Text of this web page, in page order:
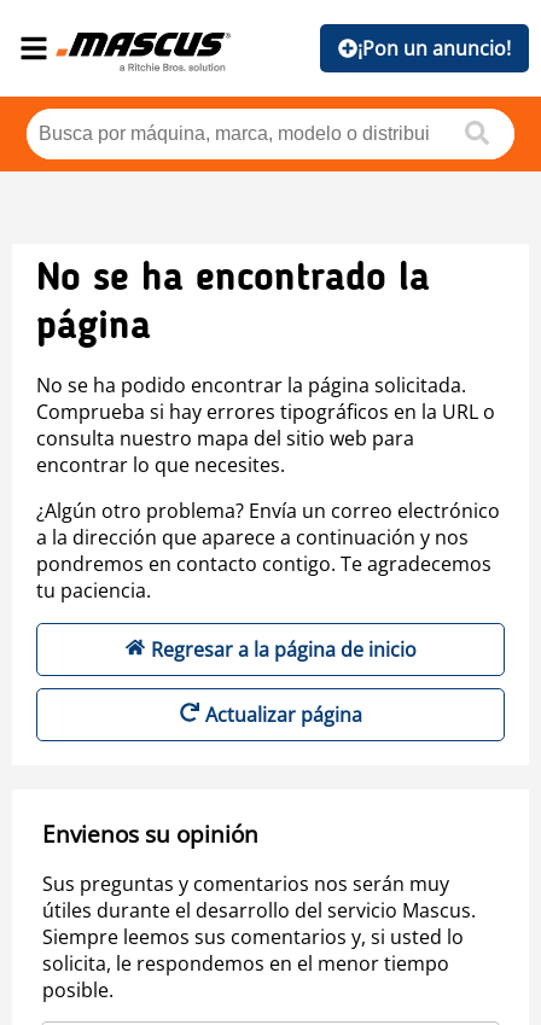
¡Pon un anuncio!
No se ha encontrado la
página
No se ha podido encontrar la página solicitada.
Comprueba si hay errores tipográficos en la URL o
consulta nuestro mapa del sitio web para
encontrar lo que necesites.
¿Algún otro problema? Envía un correo electrónico
a la dirección que aparece a continuación y nos
pondremos en contacto contigo. Te agradecemos
tu paciencia.
Regresar a la página de inicio
Actualizar página
Envienos su opinión
Sus preguntas y comentarios nos serán muy
útiles durante el desarrollo del servicio Mascus.
Siempre leemos sus comentarios y, si usted lo
solicita, le respondemos en el menor tiempo
posible.